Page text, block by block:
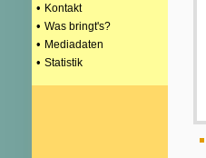
• Kontakt
• Was bringt's?
• Mediadaten
• Statistik